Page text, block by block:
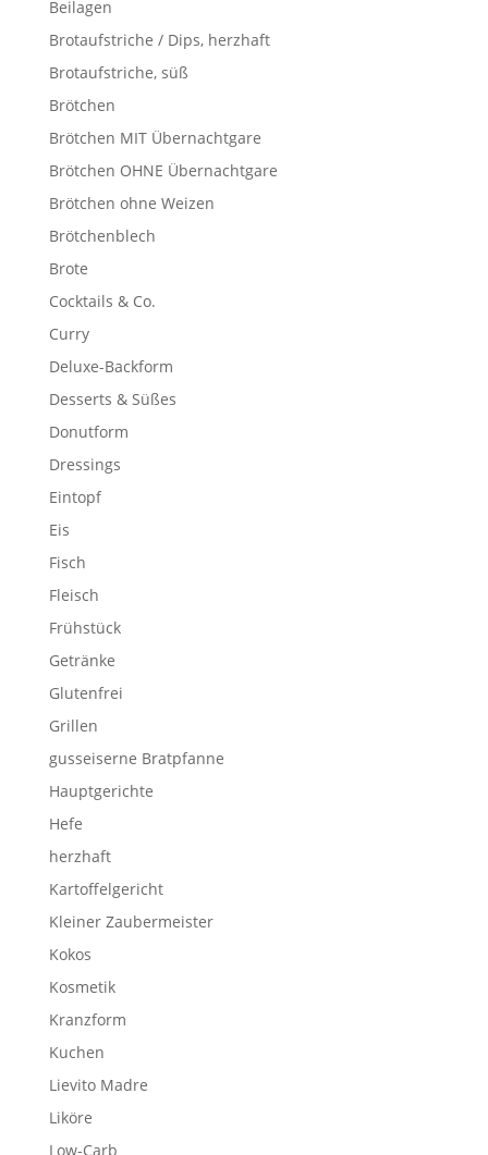
Beilagen
Brotaufstriche / Dips, herzhaft
Brotaufstriche, süß
Brötchen
Brötchen MIT Übernachtgare
Brötchen OHNE Übernachtgare
Brötchen ohne Weizen
Brötchenblech
Brote
Cocktails & Co.
Curry
Deluxe-Backform
Desserts & Süßes
Donutform
Dressings
Eintopf
Eis
Fisch
Fleisch
Frühstück
Getränke
Glutenfrei
Grillen
gusseiserne Bratpfanne
Hauptgerichte
Hefe
herzhaft
Kartoffelgericht
Kleiner Zaubermeister
Kokos
Kosmetik
Kranzform
Kuchen
Lievito Madre
Liköre
Low-Carb